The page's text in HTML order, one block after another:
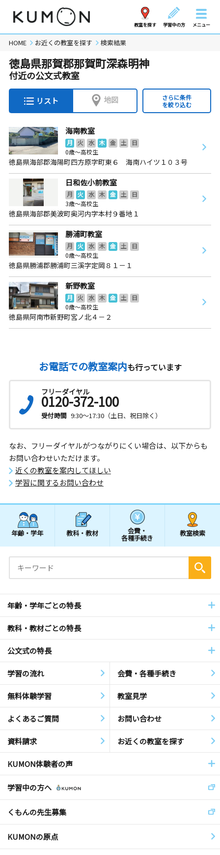
教室を探す 学習中の方 メニュー
HOME お近くの教室を探す 検索結果
徳島県那賀郡那賀町深森明神
付近の公文式教室
リスト 地図
さらに条件
を絞り込む
海南教室
月 火 水 木 金 土
日
0歳～高校生
徳島県海部郡海陽町四方原字町東６ 海南ハイツ１０３号
日和佐小前教室
月 火 水 木 金 土
日
3歳～高校生
徳島県海部郡美波町奥河内字本村９番地１
勝浦町教室
月 火 水 木 金 土
日
0歳～高校生
徳島県勝浦郡勝浦町三溪字定岡８１－１
新野教室
月 火 水 木 金 土
日
0歳～高校生
徳島県阿南市新野町宮ノ北４－２
お電話での教室案内も行っています
フリーダイヤル
0120-372-100
受付時間 9:30～17:30（土日、祝日除く）
なお、フリーダイヤルがつながりにくい場合は、以下からも
お問い合わせいただけます。
近くの教室を案内してほしい
学習に関するお問い合わせ
年齢・学年 教科・教材 会費・
各種手続き
教室検索
年齢・学年ごとの特長
教科・教材ごとの特長
公文式の特長
学習の流れ 会費・各種手続き
無料体験学習 教室見学
よくあるご質問 お問い合わせ
資料請求 お近くの教室を探す
KUMON体験者の声
学習中の方へ
くもんの先生募集
KUMONの原点